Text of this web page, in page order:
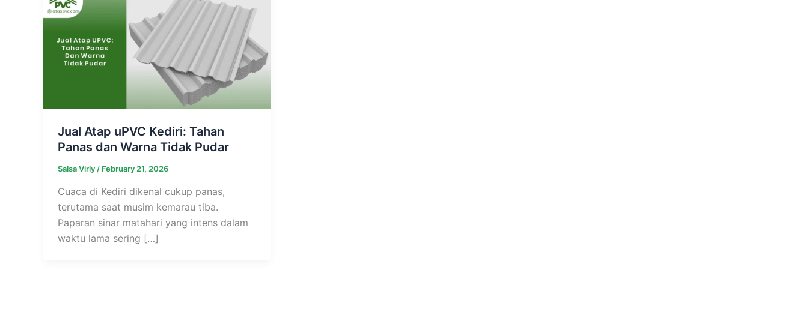
Jual Atap uPVC Kediri: Tahan
Panas dan Warna Tidak Pudar
Salsa Virly / February 21, 2026
Cuaca di Kediri dikenal cukup panas,
terutama saat musim kemarau tiba.
Paparan sinar matahari yang intens dalam
waktu lama sering […]